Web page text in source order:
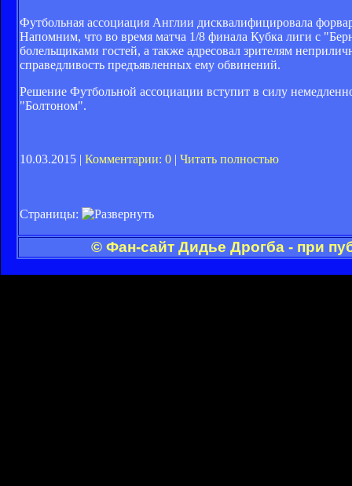
Футбольная ассоциация Англии дисквалифицировала
Напомним, что во время матча 1/8 финала Кубка лиги с
болельщиками гостей, а также адресовал зрителям
справедливость предъявленных ему обвинений.
Решение Футбольной ассоциации вступит в силу
"Болтоном".
10.03.2015 | Комментарии: 0 | Читать полностью
Страницы:
© Фан-сайт Дидье Дрогба - при